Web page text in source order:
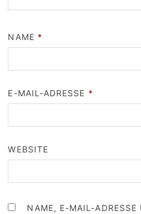
NAME *
E-MAIL-ADRESSE *
WEBSITE
NAME, E-MAIL-